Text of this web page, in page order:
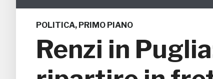
POLITICA, PRIMO PIANO
Renzi in